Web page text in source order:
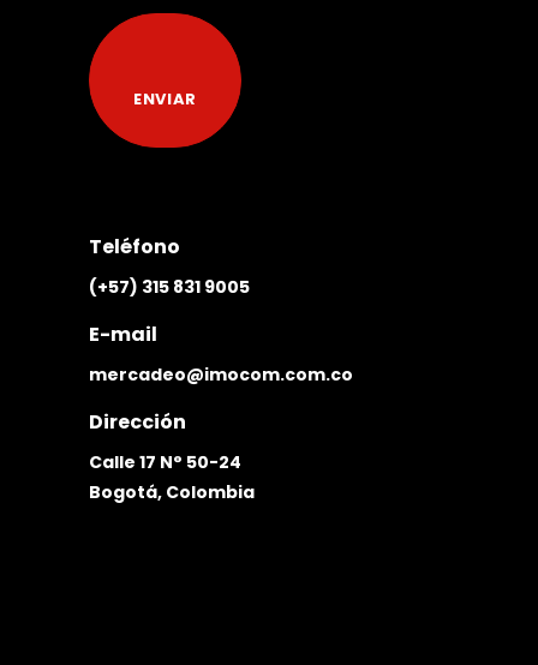
Teléfono
(+57) 315 831 9005
E-mail
mercadeo@imocom.com.co
Dirección
Calle 17 N° 50-24
Bogotá, Colombia